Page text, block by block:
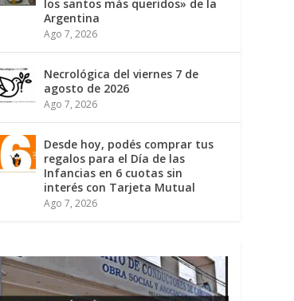
los santos más queridos» de la
Argentina
Ago 7, 2026
Necrológica del viernes 7 de
agosto de 2026
Ago 7, 2026
Desde hoy, podés comprar tus
regalos para el Día de las
Infancias en 6 cuotas sin
interés con Tarjeta Mutual
Ago 7, 2026